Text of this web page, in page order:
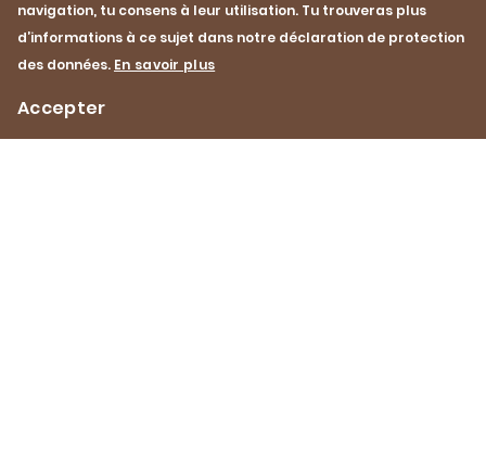
navigation, tu consens à leur utilisation. Tu trouveras plus
d’informations à ce sujet dans notre déclaration de protection
des données. En savoir plus
Accepter
Sticks d’ailes de poulet et
sauce aux haricots au miel
Poularde entière
sésame et au soja